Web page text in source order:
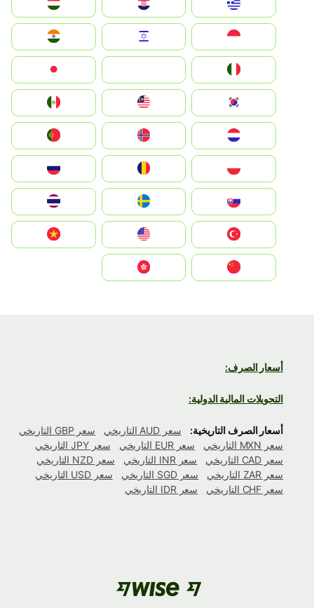
Hrvatska
Magyarország
Indonesia
South Korea
Nederland
Portugal
România
Slovensko
United States
Vietnam
أسعار الصرف:
التحويلات المالية الدولية:
أسعار الصرف التاريخية: سعر AUD التاريخي
سعر GBP التاريخي
سعر MXN التاريخي
سعر EUR التاريخي
سعر JPY التاريخي
سعر CAD التاريخي
سعر INR التاريخي
سعر NZD التاريخي
سعر ZAR التاريخي
سعر SGD التاريخي
سعر USD التاريخي
سعر CHF التاريخي
سعر IDR التاريخي